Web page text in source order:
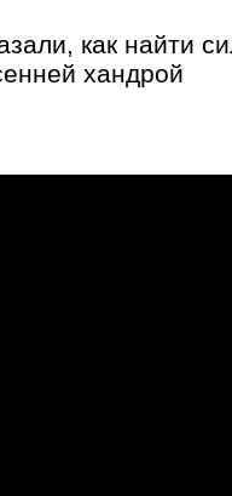
как найти
хандрой